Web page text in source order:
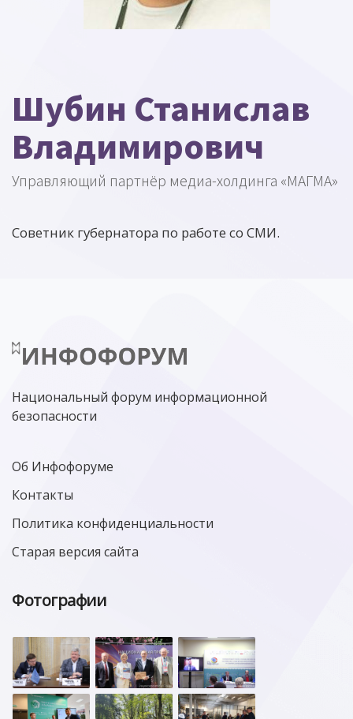
Шубин Станислав
Владимирович
Управляющий партнёр медиа-холдинга «МАГМА»
Советник губернатора по работе со СМИ.
Национальный форум информационной
безопасности
Об Инфофоруме
Контакты
Политика конфиденциальности
Старая версия сайта
Фотографии